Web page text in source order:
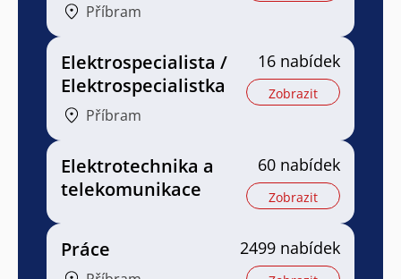
Příbram
Elektrospecialista /
Elektrospecialistka
Příbram
16 nabídek
Zobrazit
Elektrotechnika a
telekomunikace
60 nabídek
Zobrazit
Práce 2499 nabídek